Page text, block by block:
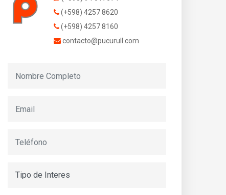
(+598) 4257 8620
(+598) 4257 8160
contacto@pucurull.com